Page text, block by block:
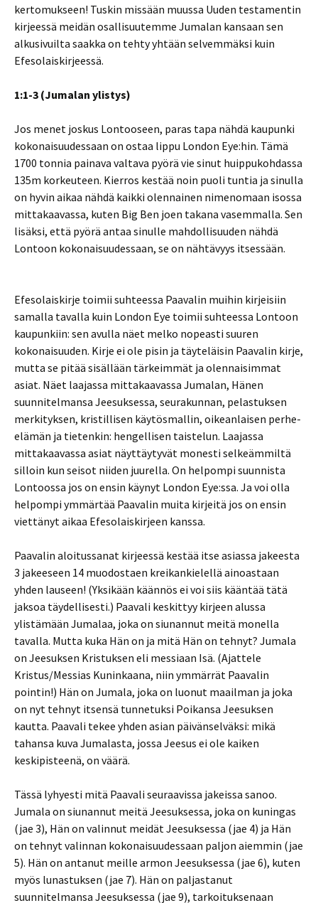
kertomukseen! Tuskin missään muussa Uuden testamentin
kirjeessä meidän osallisuutemme Jumalan kansaan sen
alkusivuilta saakka on tehty yhtään selvemmäksi kuin
Efesolaiskirjeessä.
1:1-3 (Jumalan ylistys)
Jos menet joskus Lontooseen, paras tapa nähdä kaupunki
kokonaisuudessaan on ostaa lippu London Eye:hin. Tämä
1700 tonnia painava valtava pyörä vie sinut huippukohdassa
135m korkeuteen. Kierros kestää noin puoli tuntia ja sinulla
on hyvin aikaa nähdä kaikki olennainen nimenomaan isossa
mittakaavassa, kuten Big Ben joen takana vasemmalla. Sen
lisäksi, että pyörä antaa sinulle mahdollisuuden nähdä
Lontoon kokonaisuudessaan, se on nähtävyys itsessään.
Efesolaiskirje toimii suhteessa Paavalin muihin kirjeisiin
samalla tavalla kuin London Eye toimii suhteessa Lontoon
kaupunkiin: sen avulla näet melko nopeasti suuren
kokonaisuuden. Kirje ei ole pisin ja täyteläisin Paavalin kirje,
mutta se pitää sisällään tärkeimmät ja olennaisimmat
asiat. Näet laajassa mittakaavassa Jumalan, Hänen
suunnitelmansa Jeesuksessa, seurakunnan, pelastuksen
merkityksen, kristillisen käytösmallin, oikeanlaisen perhe-
elämän ja tietenkin: hengellisen taistelun. Laajassa
mittakaavassa asiat näyttäytyvät monesti selkeämmiltä
silloin kun seisot niiden juurella. On helpompi suunnista
Lontoossa jos on ensin käynyt London Eye:ssa. Ja voi olla
helpompi ymmärtää Paavalin muita kirjeitä jos on ensin
viettänyt aikaa Efesolaiskirjeen kanssa.
Paavalin aloitussanat kirjeessä kestää itse asiassa jakeesta
3 jakeeseen 14 muodostaen kreikankielellä ainoastaan
yhden lauseen! (Yksikään käännös ei voi siis kääntää tätä
jaksoa täydellisesti.) Paavali keskittyy kirjeen alussa
ylistämään Jumalaa, joka on siunannut meitä monella
tavalla. Mutta kuka Hän on ja mitä Hän on tehnyt? Jumala
on Jeesuksen Kristuksen eli messiaan Isä. (Ajattele
Kristus/Messias Kuninkaana, niin ymmärrät Paavalin
pointin!) Hän on Jumala, joka on luonut maailman ja joka
on nyt tehnyt itsensä tunnetuksi Poikansa Jeesuksen
kautta. Paavali tekee yhden asian päivänselväksi: mikä
tahansa kuva Jumalasta, jossa Jeesus ei ole kaiken
keskipisteenä, on väärä.
Tässä lyhyesti mitä Paavali seuraavissa jakeissa sanoo.
Jumala on siunannut meitä Jeesuksessa, joka on kuningas
(jae 3), Hän on valinnut meidät Jeesuksessa (jae 4) ja Hän
on tehnyt valinnan kokonaisuudessaan paljon aiemmin (jae
5). Hän on antanut meille armon Jeesuksessa (jae 6), kuten
myös lunastuksen (jae 7). Hän on paljastanut
suunnitelmansa Jeesuksessa (jae 9), tarkoituksenaan